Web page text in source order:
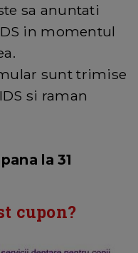
sa anuntati
in momentul
sunt trimise
si raman
la 31
cupon?